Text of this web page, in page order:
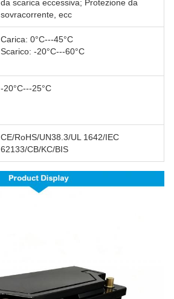
da scarica eccessiva; Protezione da
sovracorrente, ecc
Carica: 0°C---45°C
Scarico: -20°C---60°C
-20°C---25°C
CE/RoHS/UN38.3/UL 1642/IEC
62133/CB/KC/BIS